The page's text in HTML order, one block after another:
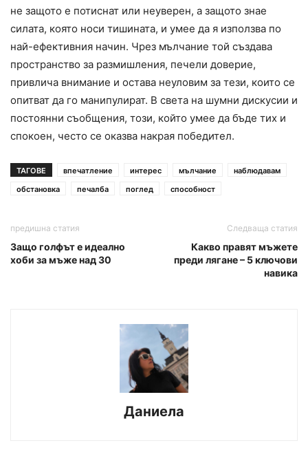
не защото е потиснат или неуверен, а защото знае
силата, която носи тишината, и умее да я използва по
най-ефективния начин. Чрез мълчание той създава
пространство за размишления, печели доверие,
привлича внимание и остава неуловим за тези, които се
опитват да го манипулират. В света на шумни дискусии и
постоянни съобщения, този, който умее да бъде тих и
спокоен, често се оказва накрая победител.
ТАГОВЕ впечатление интерес мълчание
наблюдавам
обстановка
печалба поглед способност
предишна статия
Защо голфът е идеално
хоби за мъже над 30
Следваща статия
Какво правят мъжете
преди лягане – 5 ключови
навика
Даниела